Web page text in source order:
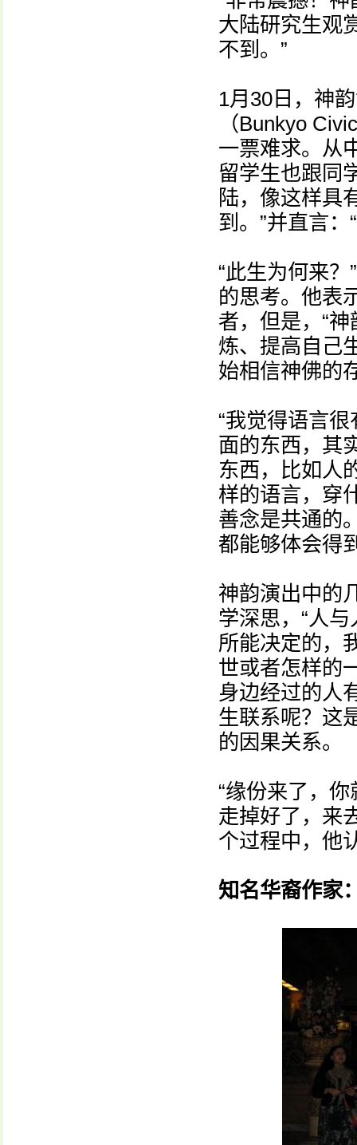
大陆研究生观
不到。”
1月30日，神
（Bunkyo
一票难求。从
留学生也跟同
陆，像这样具
到。”并直言
“此生为何来
的思考。他表
者，但是，“
炼、提高自己
始相信神佛的
“我觉得语言
面的东西，其
东西，比如人
样的语言，穿
善念是共通的
都能够体会得
神韵演出中的
学深思，“人
所能决定的，
世或者怎样的
身边经过的人
生联系呢？这
的因果关系。
“缘份来了，
走掉好了，来
个过程中，他
知名华裔作家